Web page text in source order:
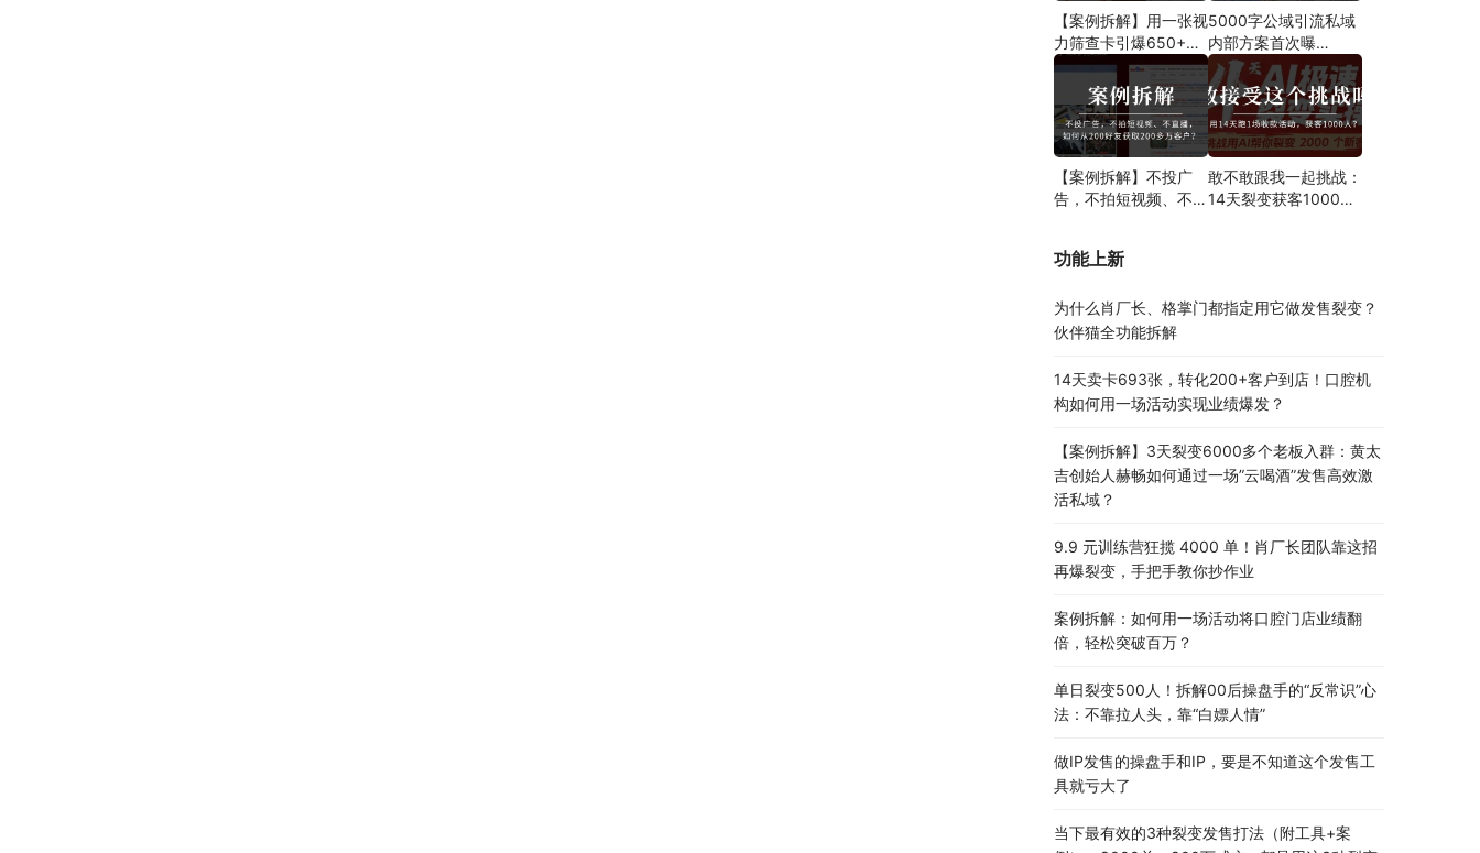
【案例拆解】用一张视
力筛查卡引爆650+新
用户！大健康门诊也能
用裂变发售玩转精准引
流！
5000字公域引流私域
内部方案首次曝
光！！！案例分析、操
作步骤都有！
【案例拆解】不投广
告，不拍短视频、不直
敢不敢跟我一起挑战：
14天裂变获客1000
功能上新
为什么肖厂长、格掌门都指定用它做发售裂变？
伙伴猫全功能拆解
14天卖卡693张，转化200+客户到店！口腔机
构如何用一场活动实现业绩爆发？
【案例拆解】3天裂变6000多个老板入群：黄太
吉创始人赫畅如何通过一场”云喝酒”发售高效激
活私域？
9.9 元训练营狂揽 4000 单！肖厂长团队靠这招
再爆裂变，手把手教你抄作业
案例拆解：如何用一场活动将口腔门店业绩翻
倍，轻松突破百万？
单日裂变500人！拆解00后操盘手的“反常识”心
法：不靠拉人头，靠“白嫖人情”
做IP发售的操盘手和IP，要是不知道这个发售工
具就亏大了
当下最有效的3种裂变发售打法（附工具+案